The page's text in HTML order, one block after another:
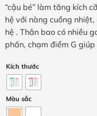
“cậu bé” làm tăng kích
hệ với nàng cuồng
hệ . Thân bao có nhiều
phấn, chạm điểm G
Kích thước
Màu sắc